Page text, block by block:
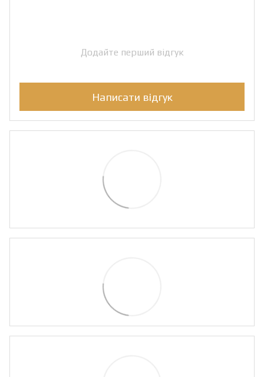
Додайте перший відгук
Написати відгук